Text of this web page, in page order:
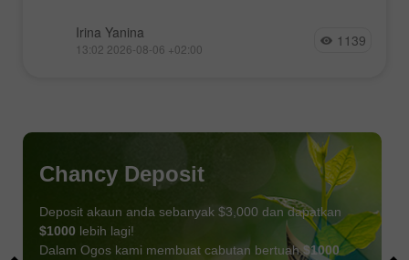
Irina Yanina
13:02 2026-08-06 +02:00 1139
Chancy Deposit
Deposit akaun anda sebanyak $3,000 dan dapatkan
$1000 lebih lagi!
Dalam Ogos kami membuat cabutan bertuah$1000